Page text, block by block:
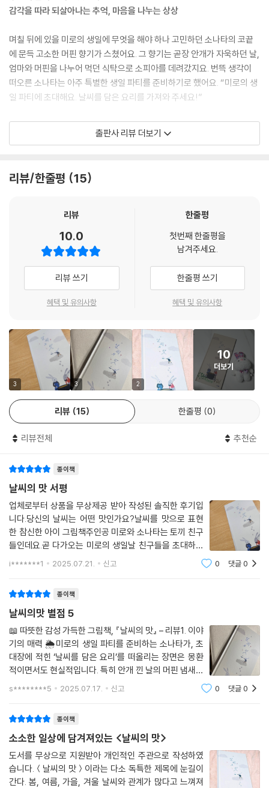
감각을 따라 되살아나는 추억, 마음을 나누는 상상
며칠 뒤에 있을 미로의 생일에 무엇을 해야 하나 고민하던 소나타의 코끝
에 문득 고소한 머핀 향기가 스쳤어요. 그 향기는 곧장 안개가 자욱하던 날,
엄마와 머핀을 나누어 먹던 식탁으로 소피아를 데려갔지요. 번뜩 생각이
떠오른 소나타는 아주 특별한 생일 파티를 준비하기로 했어요. “미로의 생
일 파티에 초대해요. 날씨를 담은 요리를 가져와 주세요!”
드디어 다가온 미로의 생일날, 친구들은 양손 가득 음식을 챙겨 들고 생일
파티를 찾았어요.미로가 준비한 안개 맛 케이크에는 할머니의 사랑이 가득
안에 맴돌았던 맛이 담겨 있습니다. 즐거웠던 오늘의 생일 파티는 친구들
추억, 우정, 사랑, 그리고 행복이 차려진 식탁에 초대합니다
『날씨의 맛』의 식탁에는 함께하는 즐거움과 나눌수록 더해지는 기쁨이 가
득 담겨 있어요. 행복한 추억과 맛있는 음식을 나누고픈 다정한 마음씨를
꾹꾹 눌러 담은 친구들의 요리는 그 어떤 산해진미보다도 향긋하고 맛있지
미로와 소피아는, 친구들에게도 이 경험을 나누고자 했어요. 친구들 역시
많은 기억 중에도 고르고 골라, 마음 한구석에 소중히 간직해 두었던 추억
을 꺼내어 요리에 담았지요. 음식은 그 기억을 전하는 다정한 방식이 되어,
말로는 전하지 못했던 마음까지도 전해요. 혼자만의 추억은 모두에게 번
져, 식탁에 둘러앉은 모두에게 행복한 기운을 선사합니다.
무심코 지나친 하루가 특별해지는 순간
식사를 하고, 내리는 빗소리를 듣고, 햇살 아래서 낮잠을 자고… 어찌 보면
소소하고 일상이 돌이켜 보면 우리 마음을 가장 따스히 데워주던 시간으로
기억되는 것처럼, 우리가 무심히 흘려보내던 일상이 『날씨의 맛』에 다정한
추억으로 담겨 있어요. 날씨의 맛을 읽고 나면 오늘 나의 하루에는 어떤 반
짝이는 순간이 숨어 있었는지 가만 생각해 보게 되지요.
세로로 기다란 판형은 하늘과 구름, 비와 햇살을 넉넉히 담아내고, 날씨를
담을 수 있을 듯합니다.
출판사 리뷰 더보기
리뷰/한줄평 15
리뷰
10.0
리뷰 쓰기
혜택 및 유의사항
한줄평
첫번째 한줄평을
남겨주세요.
한줄평 쓰기
혜택 및 유의사항
3 3 2
10
더보기
리뷰 15 한줄평 0
리뷰전체 추천순
종이책
날씨의 맛 서평
업체로부터 상품을 무상제공 받아 작성된 솔직한 후기입
니다.당신의 날씨는 어떤 맛인가요?날씨를 맛으로 표현
한 참신한 아이 그림책주인공 미로와 소나타는 토끼 친구
들인데요.곧 다가오는 미로의 생일날 친구들을 초대하기
로해요.이사온지 얼마 되지 않아 친구들이 많지 않았지만
i*******1 2025.07.21. 신고 0 댓글0
종이책
날씨의맛 별점 5
📖 따뜻한 감성 가득한 그림책, 『날씨의 맛』 – 리뷰1. 이야
기의 매력 🌦미로의 생일 파티를 준비하는 소나타가, 초
대장에 적힌 ‘날씨를 담은 요리’를 떠올리는 장면은 몽환
적이면서도 현실적입니다. 특히 안개 낀 날의 머핀 냄새가
소피아의 어린 시절로 독자를 데려가는 부분은 감성을 자
s********5 2025.07.17. 신고 0 댓글0
종이책
소소한 일상에 담겨져있는 <날씨의 맛>
도서를 무상으로 지원받아 개인적인 주관으로 작성하였
습니다.＜날씨의 맛＞이라는 다소 독특한 제목에 눈길이
간다. 봄, 여름, 가을, 겨울 날씨와 관계가 많다고 느껴져